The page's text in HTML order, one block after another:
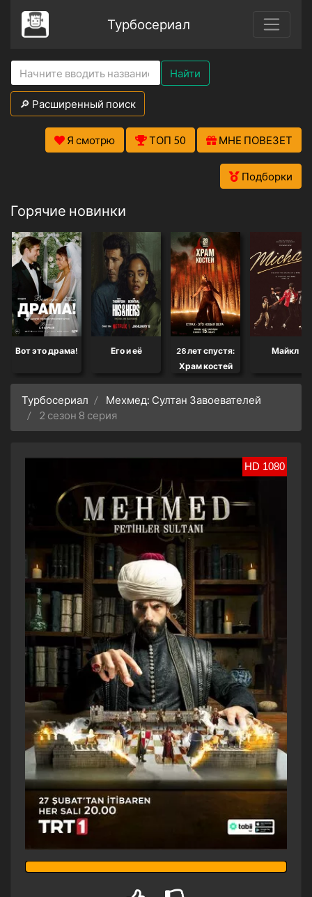
Турбосериал
Найти
🔎 Расширенный поиск
Я смотрю ТОП 50 МНЕ ПОВЕЗЕТ
Подборки
Горячие новинки
Вот это драма! Его и её
28 лет спустя:
Храм костей
Майкл
Турбосериал
Мехмед: Султан Завоевателей
2 сезон 8 серия
HD 1080